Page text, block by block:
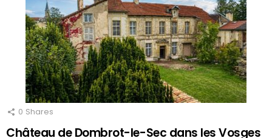
0 Shares
Château de Dombrot-le-Sec dans les Vosges